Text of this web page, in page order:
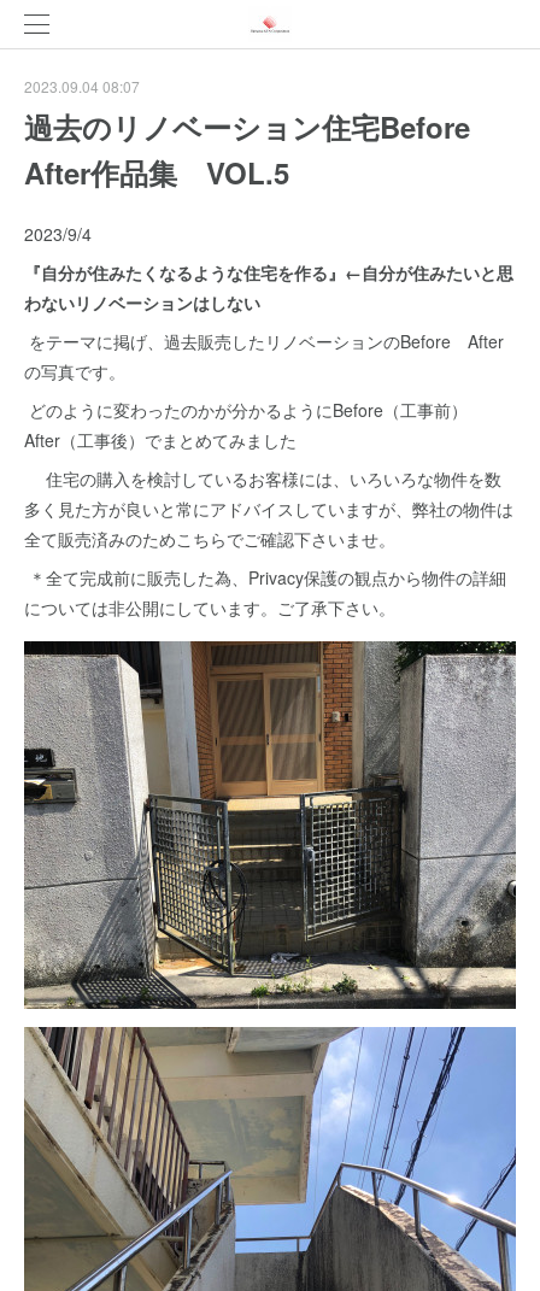
2023.09.04 08:07
過去のリノベーション住宅Before
After作品集 VOL.5
2023/9/4
『自分が住みたくなるような住宅を作る』←自分が住みたいと思
わないリノベーションはしない
をテーマに掲げ、過去販売したリノベーションのBefore After
の写真です。
どのように変わったのかが分かるようにBefore（工事前）
After（工事後）でまとめてみました
住宅の購入を検討しているお客様には、いろいろな物件を数
多く見た方が良いと常にアドバイスしていますが、弊社の物件は
全て販売済みのためこちらでご確認下さいませ。
＊全て完成前に販売した為、Privacy保護の観点から物件の詳細
については非公開にしています。ご了承下さい。